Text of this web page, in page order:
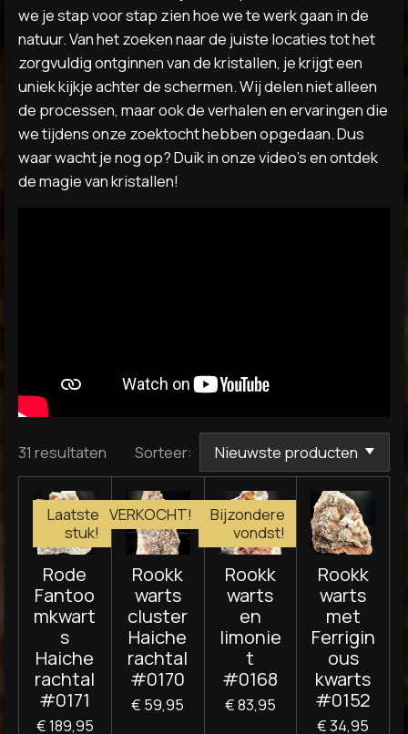
we je stap voor stap zien hoe we te werk gaan in de
natuur. Van het zoeken naar de juiste locaties tot het
zorgvuldig ontginnen van de kristallen, je krijgt een
uniek kijkje achter de schermen. Wij delen niet alleen
de processen, maar ook de verhalen en ervaringen die
we tijdens onze zoektocht hebben opgedaan. Dus
waar wacht je nog op? Duik in onze video's en ontdek
de magie van kristallen!
31 resultaten Sorteer:
Laatste
stuk!
Rode
Fantoo
mkwart
s
Haiche
rachtal
#0171
€ 189,95
VERKOCHT!
Rookk
warts
cluster
Haiche
rachtal
#0170
€ 59,95
Bijzondere
vondst!
Rookk
warts
en
limonie
t
#0168
€ 83,95
Rookk
warts
met
Ferrigin
ous
kwarts
#0152
€ 34,95